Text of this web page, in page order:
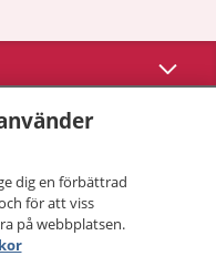
Visa
dig en förbättrad
för att viss
på webbplatsen.